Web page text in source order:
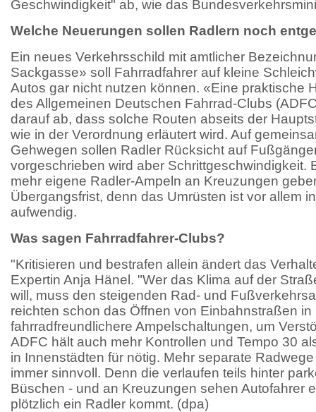
Geschwindigkeit" ab, wie das
Welche Neuerungen sollen Radlern noch
Ein neues Verkehrsschild mit amtlicher
Sackgasse» soll Fahrradfahrer auf kleine
Autos gar nicht nutzen können. «Eine praktische
des Allgemeinen Deutschen Fahrrad-Clubs
darauf ab, dass solche Routen abseits der
wie in der Verordnung erläutert wird. Auf
Gehwegen sollen Radler Rücksicht auf
vorgeschrieben wird aber Schrittgeschwindigkeit.
mehr eigene Radler-Ampeln an Kreuzungen
Übergangsfrist, denn das Umrüsten ist vor allem
aufwendig.
Was sagen Fahrradfahrer-Clubs?
"Kritisieren und bestrafen allein ändert das
Expertin Anja Hänel. "Wer das Klima auf der
will, muss den steigenden Rad- und
reichten schon das Öffnen von Einbahnstraßen
fahrradfreundlichere Ampelschaltungen, um
ADFC hält auch mehr Kontrollen und Tempo 30
in Innenstädten für nötig. Mehr separate
immer sinnvoll. Denn die verlaufen teils hinter
Büschen - und an Kreuzungen sehen Autofahrer
plötzlich ein Radler kommt. (dpa)